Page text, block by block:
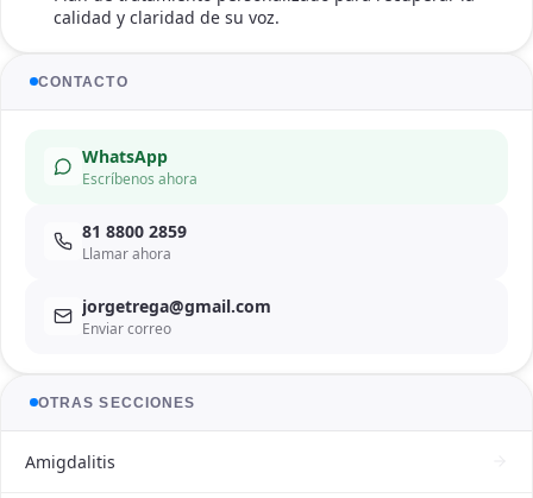
calidad y claridad de su voz.
CONTACTO
WhatsApp
Escríbenos ahora
81 8800 2859
Llamar ahora
jorgetrega@gmail.com
Enviar correo
OTRAS SECCIONES
Amigdalitis